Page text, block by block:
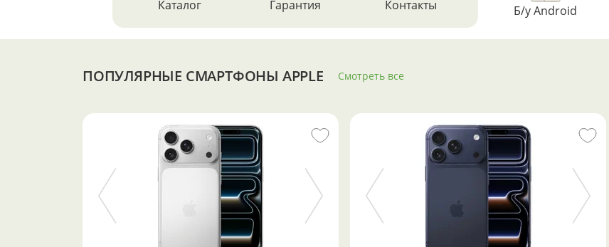
Каталог Гарантия Контакты Б/у Android
ПОПУЛЯРНЫЕ СМАРТФОНЫ APPLE Смотреть все